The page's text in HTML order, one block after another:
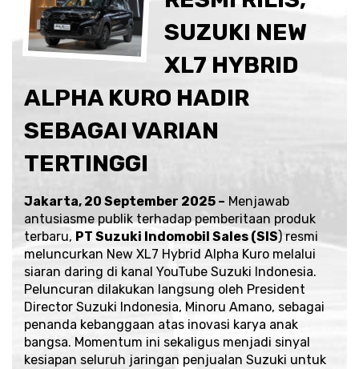
SUZUKI NEW
XL7 HYBRID
ALPHA KURO HADIR
SEBAGAI VARIAN
TERTINGGI
Jakarta, 20 September 2025 – Menjawab
antusiasme publik terhadap pemberitaan produk
terbaru, PT Suzuki Indomobil Sales (SIS) resmi
meluncurkan New XL7 Hybrid Alpha Kuro melalui
siaran daring di kanal YouTube Suzuki Indonesia.
Peluncuran dilakukan langsung oleh President
Director Suzuki Indonesia, Minoru Amano, sebagai
penanda kebanggaan atas inovasi karya anak
bangsa. Momentum ini sekaligus menjadi sinyal
kesiapan seluruh jaringan penjualan Suzuki untuk